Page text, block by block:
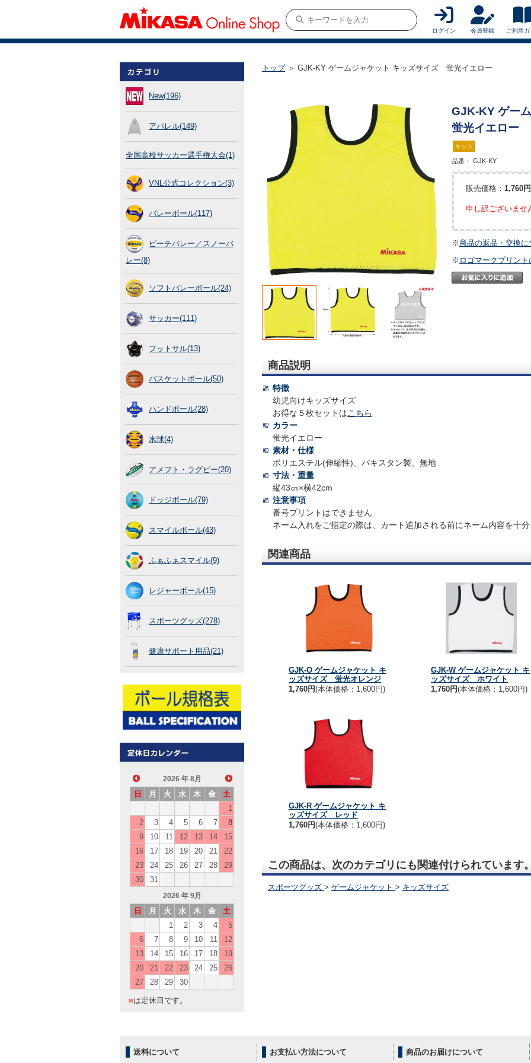
ログイン 会員登録 ご利用ガ
New(196)
アパレル(149)
全国高校サッカー選手権大会(1)
VNL公式コレクション(3)
バレーボール(117)
ビーチバレー／スノーバ
レー(8)
ソフトバレーボール(24)
サッカー(111)
フットサル(13)
バスケットボール(50)
ハンドボール(28)
水球(4)
アメフト・ラグビー(20)
ドッジボール(79)
スマイルボール(43)
ふぁふぁスマイル(9)
レジャーボール(15)
スポーツグッズ(278)
健康サポート用品(21)
2026 年 8月
日 月 火 水 木 金
土
1
2
3 4 5 6 7
8
9
10 11 12 13 14
15
16
17 18 19 20 21
22
23
24 25 26 27 28
29
30
31
2026 年 9月
日 月 火 水 木 金
土
1
2 3 4
5
6
7 8 9 10 11
12
13
14 15 16 17 18
19
20
21 22 23 24 25
26
27
28 29 30
■は定休日です。
トップ＞ GJK-KY ゲームジャケット キッズサイズ 蛍光イエロー
GJK-KY ゲー
蛍光イエロー
キッズ
品番： GJK-KY
販売価格： 1,760円
申し訳ございませ
※商品の返品・交換に
※ ロゴマークプリント
商品説明
特徴
幼児向けキッズサイズ
お得な５枚セットはこちら
カラー
蛍光イエロー
素材・仕様
ポリエステル(伸縮性)、パキスタン製、無地
寸法・重量
縦43㎝×横42cm
注意事項
番号プリントはできません
ネーム入れをご指定の際は、カート追加される前にネーム内容を十分
関連商品
GJK-O ゲームジャケット キ
ッズサイズ 蛍光オレンジ
1,760円(本体価格：1,600円)
GJK-W ゲームジャケット キ
ッズサイズ ホワイト
1,760円(本体価格：1,600円)
GJK-R ゲームジャケット キ
ッズサイズ レッド
1,760円(本体価格：1,600円)
この商品は、次のカテゴリにも関連付けられています。
スポーツグッズ > ゲームジャケット > キッズサイズ
送料について お支払い方法について 商品のお届けについて